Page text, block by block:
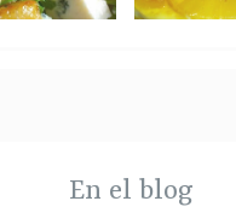
En el blog